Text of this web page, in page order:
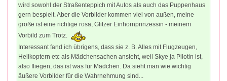
wird sowohl der Straßenteppich mit Autos als auch das Puppenhaus
gern bespielt. Aber die Vorbilder kommen viel von außen, meine
große ist eine richtige rosa, Glitzer Einhornprinzessin - meinem
Vorbild zum Trotz.
Interessant fand ich übrigens, dass sie z. B. Alles mit Flugzeugen,
Helikoptern etc als Mädchensachen ansieht, weil Skye ja Pilotin ist,
also fliegen, das ist was für Mädchen. Da sieht man wie wichtig
äußere Vorbilder für die Wahrnehmung sind...